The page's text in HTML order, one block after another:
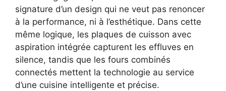
signature d’un design qui ne veut pas renoncer
à la performance, ni à l’esthétique. Dans cette
même logique, les plaques de cuisson avec
aspiration intégrée capturent les effluves en
silence, tandis que les fours combinés
connectés mettent la technologie au service
d’une cuisine intelligente et précise.